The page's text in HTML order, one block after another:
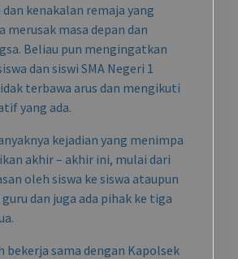
kenakalan remaja yang
merusak masa depan dan
Beliau pun mengingatkan
dan siswi SMA Negeri 1
terbawa arus dan mengikuti
yang ada.
kejadian yang menimpa
akhir – akhir ini, mulai dari
oleh siswa ke siswa ataupun
dan juga ada pihak ke tiga
bekerja sama dengan Kapolsek